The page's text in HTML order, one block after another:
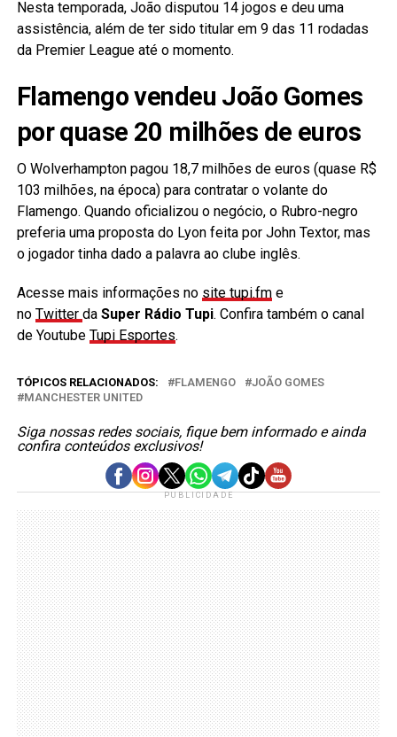
Nesta temporada, João disputou 14 jogos e deu uma
assistência, além de ter sido titular em 9 das 11 rodadas
da Premier League até o momento.
Flamengo vendeu João Gomes
por quase 20 milhões de euros
O Wolverhampton pagou 18,7 milhões de euros (quase R$
103 milhões, na época) para contratar o volante do
Flamengo. Quando oficializou o negócio, o Rubro-negro
preferia uma proposta do Lyon feita por John Textor, mas
o jogador tinha dado a palavra ao clube inglês.
Acesse mais informações no site tupi.fme
no Twitter da Super Rádio Tupi. Confira também o canal
de Youtube Tupi Esportes.
TÓPICOS RELACIONADOS: FLAMENGO
JOÃO GOMES
MANCHESTER UNITED
Siga nossas redes sociais, fique bem informado e ainda
confira conteúdos exclusivos!
PUBLICIDADE